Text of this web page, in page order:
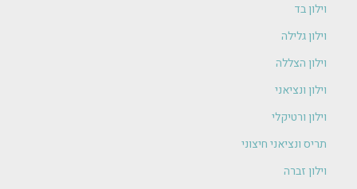
וילון בד
וילון גלילה
וילון הצללה
וילון ונציאני
וילון ורטיקלי
תריס ונציאני חיצוני
וילון זברה